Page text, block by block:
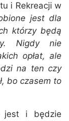
i Rekreacji w
jest dla
którzy będą
Nigdy nie
opłat, ale
na ten czy
bo czasem to
jest i będzie